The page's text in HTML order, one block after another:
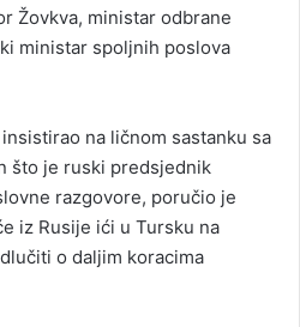
Žovkva, ministar odbrane
ministar spoljnih poslova
na ličnom sastanku sa
što je ruski predsjednik
razgovore, poručio je
iz Rusije ići u Tursku na
o daljim koracima